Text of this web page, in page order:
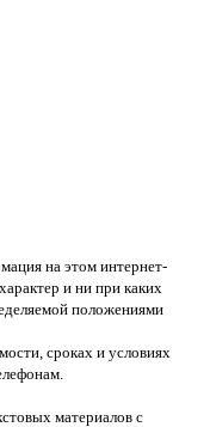
на этом интернет-
и ни при каких
положениями
сроках и условиях
материалов с